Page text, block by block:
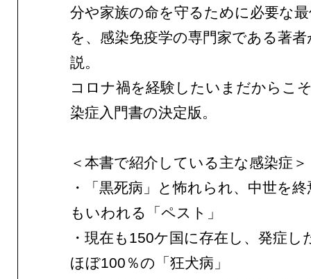
分や家族の命を守るために必要な
を、感染免疫学の専門家である著
説。
コロナ禍を経験したいまだからこ
染症入門書の決定版。
＜本書で紹介している主な感染症＞
・「黒死病」と怖れられ、中世を
もいわれる「ペスト」
・現在も150ケ国に存在し、発症し
ほぼ100％の「狂犬病」